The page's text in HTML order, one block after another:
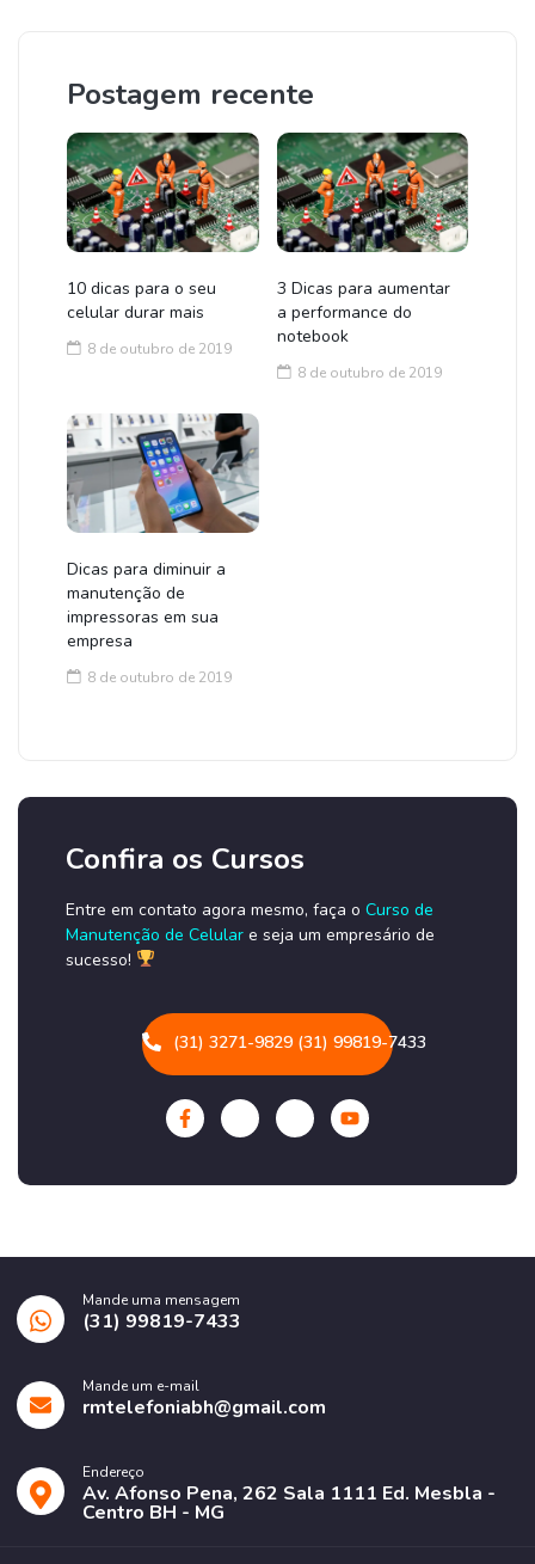
Postagem recente
10 dicas para o seu
celular durar mais
8 de outubro de 2019
3 Dicas para aumentar
a performance do
notebook
8 de outubro de 2019
Dicas para diminuir a
manutenção de
impressoras em sua
empresa
8 de outubro de 2019
Confira os Cursos
Entre em contato agora mesmo, faça o Curso de
Manutenção de Celular e seja um empresário de
sucesso!
(31) 3271-9829 (31) 99819-7433
Mande uma mensagem
(31) 99819-7433
Mande um e-mail
rmtelefoniabh@gmail.com
Endereço
Av. Afonso Pena, 262 Sala 1111 Ed. Mesbla -
Centro BH - MG